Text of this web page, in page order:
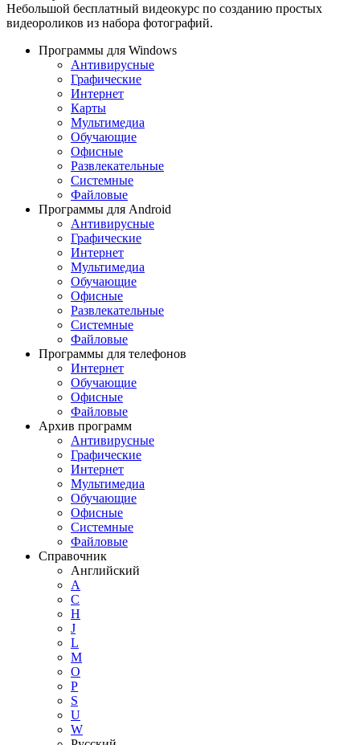
Небольшой бесплатный видеокурс по созданию простых
видеороликов из набора фотографий.
Программы для Windows
Антивирусные
Графические
Интернет
Карты
Мультимедиа
Обучающие
Офисные
Развлекательные
Системные
Файловые
Программы для Android
Антивирусные
Графические
Интернет
Мультимедиа
Обучающие
Офисные
Развлекательные
Системные
Файловые
Программы для телефонов
Интернет
Обучающие
Офисные
Файловые
Архив программ
Антивирусные
Графические
Интернет
Мультимедиа
Обучающие
Офисные
Системные
Файловые
Справочник
Английский
A
C
H
J
L
M
O
P
S
U
W